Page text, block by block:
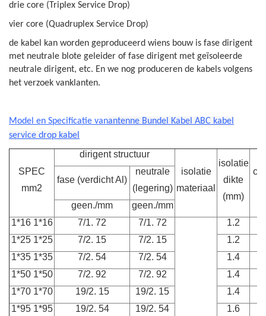
drie core (Triplex Service Drop)
vier core (Quadruplex Service Drop)
de kabel kan worden geproduceerd wiens bouw is fase dirigent
met neutrale blote geleider of fase dirigent met geïsoleerde
neutrale dirigent, etc. En we nog produceren de kabels volgens
het verzoek vanklanten.
Model en Specificatie vanantenne Bundel Kabel ABC kabel
service drop kabel
SPEC
mm2
dirigent structuur
isolatie
materiaal
isolatie
dikte
(mm)
fase (verdicht Al)
neutrale
(legering)
geen./mm
geen./mm
1*16 1*16
7/1. 72 7/1. 72
1.2
1*25 1*25
7/2. 15 7/2. 15
1.2
1*35 1*35
7/2. 54 7/2. 54
1.4
1*50 1*50
7/2. 92 7/2. 92
1.4
1*70 1*70
19/2. 15 19/2. 15
1.4
1*95 1*95
19/2. 54 19/2. 54 1.6